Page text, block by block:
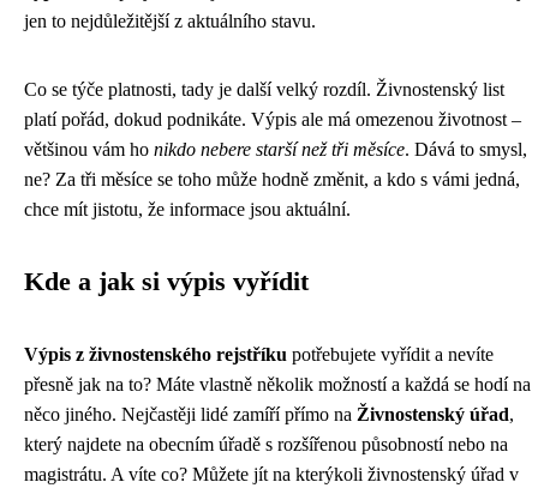
jen to nejdůležitější z aktuálního stavu.
Co se týče platnosti, tady je další velký rozdíl. Živnostenský list
platí pořád, dokud podnikáte. Výpis ale má omezenou životnost –
většinou vám ho nikdo nebere starší než tři měsíce. Dává to smysl,
ne? Za tři měsíce se toho může hodně změnit, a kdo s vámi jedná,
chce mít jistotu, že informace jsou aktuální.
Kde a jak si výpis vyřídit
Výpis z živnostenského rejstříku potřebujete vyřídit a nevíte
přesně jak na to? Máte vlastně několik možností a každá se hodí na
něco jiného. Nejčastěji lidé zamíří přímo na Živnostenský úřad,
který najdete na obecním úřadě s rozšířenou působností nebo na
magistrátu. A víte co? Můžete jít na kterýkoli živnostenský úřad v